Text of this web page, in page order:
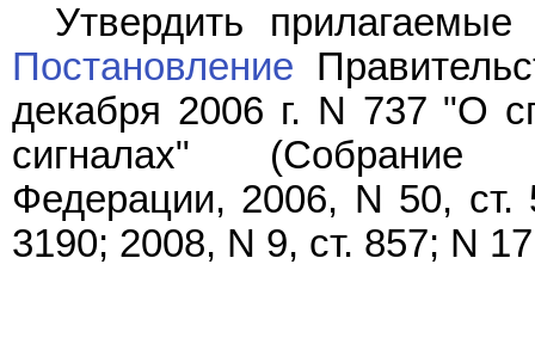
Утвердить
Постановление
декабря 2006 г. N 737 "О
сигналах" (Собрание
Федерации, 2006, N 50,
3190; 2008, N 9, ст. 857; N